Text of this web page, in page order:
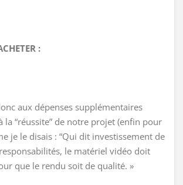
:
aux dépenses supplémentaires
la “réussite” de notre projet (enfin pour
je le disais : “Qui dit investissement de
le matériel vidéo doit
que le rendu soit de qualité. »